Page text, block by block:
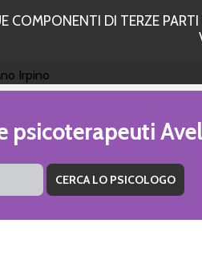
COMPONENTI DI TERZE
Irpino
psicoterapeuti